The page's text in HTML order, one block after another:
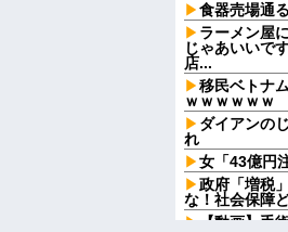
食器売場通
ラーメン屋
じゃあいいで
店...
移民ベトナ
ｗｗｗｗｗｗ
ダイアンの
れ
女「43億円
政府「増税
な！社会保障
【動画】手